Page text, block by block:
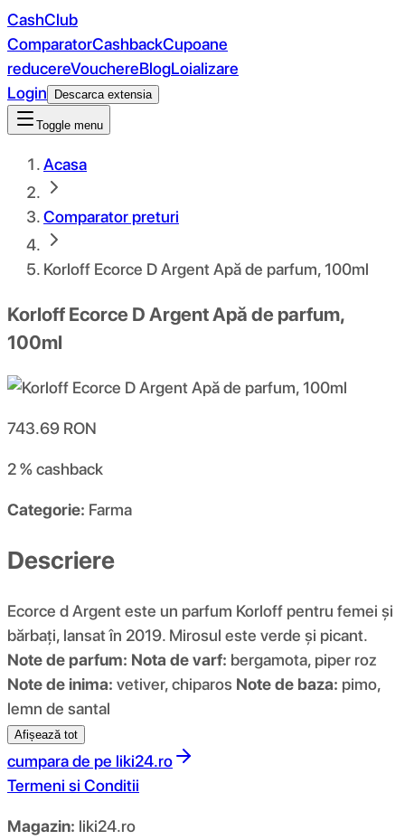
CashClub
ComparatorCashbackCupoane
reducereVouchereBlogLoializare
Login
Descarca extensia
Toggle menu
Acasa
Comparator preturi
Korloff Ecorce D Argent Apă de parfum, 100ml
Korloff Ecorce D Argent Apă de parfum,
100ml
743.69 RON
2 %cashback
Categorie: Farma
Descriere
Ecorce d Argent este un parfum Korloff pentru femei și
bărbați, lansat în 2019. Mirosul este verde și picant.
Note de parfum: Nota de varf: bergamota, piper roz
Note de inima: vetiver, chiparos Note de baza: pimo,
lemn de santal
Afișează tot
cumpara de pe liki24.ro
Termeni si Conditii
Magazin: liki24.ro